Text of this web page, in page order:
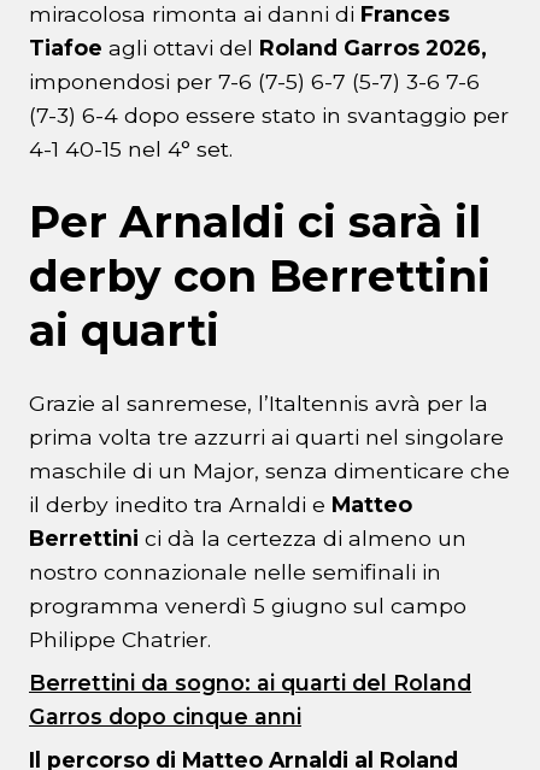
miracolosa rimonta ai danni di Frances
Tiafoe agli ottavi del Roland Garros 2026,
imponendosi per 7-6 (7-5) 6-7 (5-7) 3-6 7-6
(7-3) 6-4 dopo essere stato in svantaggio per
4-1 40-15 nel 4° set.
Per Arnaldi ci sarà il
derby con Berrettini
ai quarti
Grazie al sanremese, l’Italtennis avrà per la
prima volta tre azzurri ai quarti nel singolare
maschile di un Major, senza dimenticare che
il derby inedito tra Arnaldi e Matteo
Berrettini ci dà la certezza di almeno un
nostro connazionale nelle semifinali in
programma venerdì 5 giugno sul campo
Philippe Chatrier.
Berrettini da sogno: ai quarti del Roland
Garros dopo cinque anni
Il percorso di Matteo Arnaldi al Roland